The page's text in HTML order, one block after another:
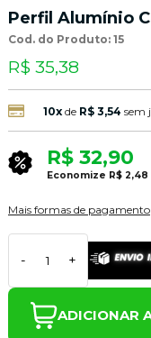
Perfil Alumínio
Cod. do Produto: 15
R$ 35,38
10xde R$ 3,54 sem
R$ 32,90
Economize R$ 2,48
Mais formas de pagamento
- +
ADICIONAR